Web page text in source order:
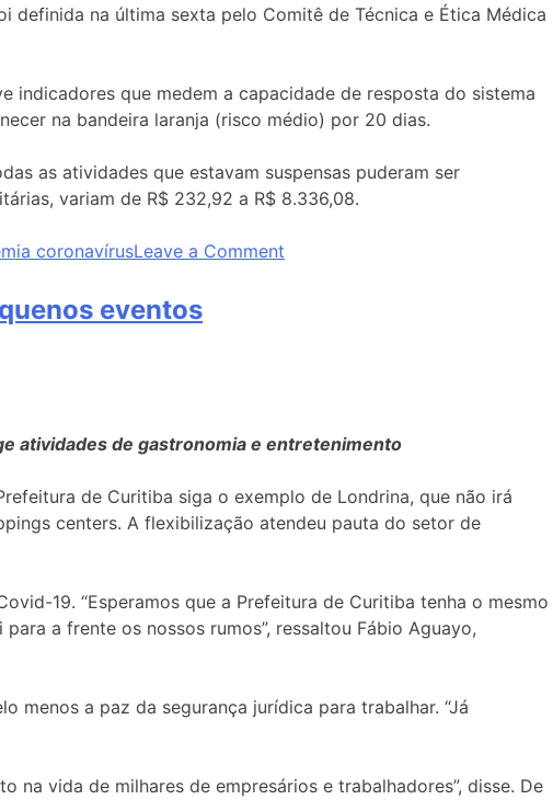
definida na última sexta pelo Comitê de Técnica e Ética Médica
indicadores que medem a capacidade de resposta do sistema
na bandeira laranja (risco médio) por 20 dias.
as atividades que estavam suspensas puderam ser
variam de R$ 232,92 a R$ 8.336,08.
coronavírusLeave a Comment
eventos
atividades de gastronomia e entretenimento
de Curitiba siga o exemplo de Londrina, que não irá
centers. A flexibilização atendeu pauta do setor de
19. “Esperamos que a Prefeitura de Curitiba tenha o mesmo
a frente os nossos rumos”, ressaltou Fábio Aguayo,
menos a paz da segurança jurídica para trabalhar. “Já
vida de milhares de empresários e trabalhadores”, disse. De